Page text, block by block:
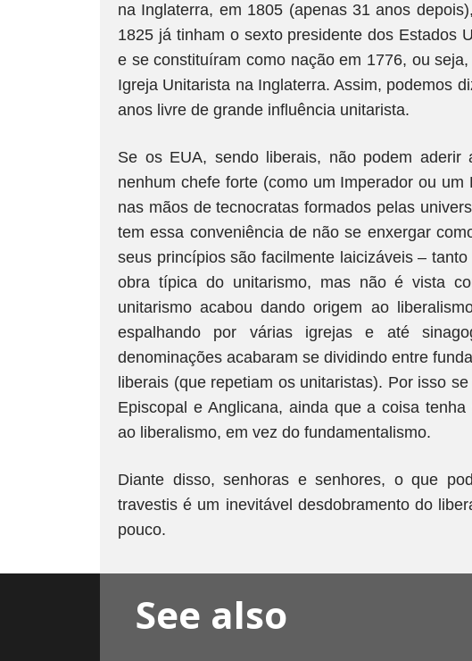
na Inglaterra, em 1805 (apenas 31 anos
1825 já tinham o sexto presidente dos Estados
e se constituíram como nação em 1776, ou
Igreja Unitarista na Inglaterra. Assim, podemos
anos livre de grande influência unitarista.
Se os EUA, sendo liberais, não podem
nenhum chefe forte (como um Imperador ou
nas mãos de tecnocratas formados pelas
tem essa conveniência de não se enxergar
seus princípios são facilmente laicizáveis – tanto
obra típica do unitarismo, mas não é vista
unitarismo acabou dando origem ao
espalhando por várias igrejas e até
denominações acabaram se dividindo entre
liberais (que repetiam os unitaristas). Por isso
Episcopal e Anglicana, ainda que a coisa
ao liberalismo, em vez do fundamentalismo.
Diante disso, senhoras e senhores, o que
travestis é um inevitável desdobramento do
pouco.
See also